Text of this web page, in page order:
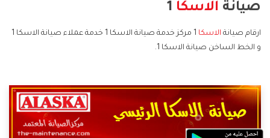
صيانة الاسكا
ارقام صيانة الاسكا
1 مركز خدمة صيانة الاسكا 1 خدمة عملاء صيانة الاسكا 1
و الخط الساخن صيانة الاسكا 1.